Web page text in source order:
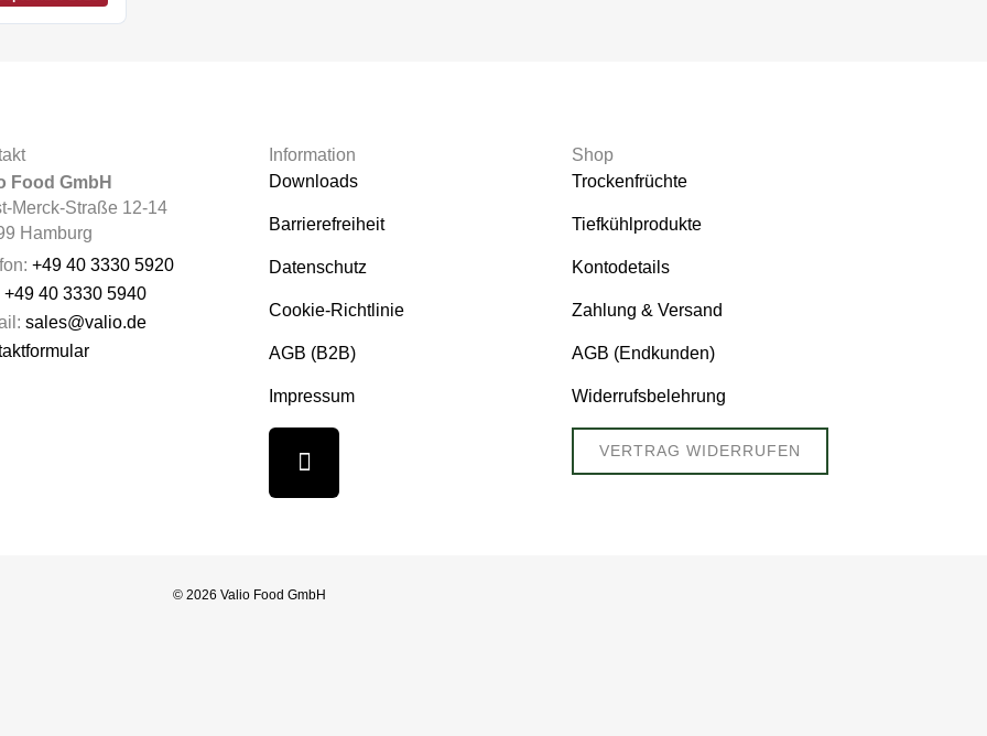
Food GmbH
Merck-Straße 12-14
Hamburg
+49 40 3330 5920
+49 40 3330 5940
sales@valio.de
Information
Downloads
Barrierefreiheit
Datenschutz
Cookie-Richtlinie
AGB (B2B)
Impressum
Shop
Trockenfrüchte
Tiefkühlprodukte
Kontodetails
Zahlung & Versand
AGB (Endkunden)
Widerrufsbelehrung
VERTRAG WIDERRUFEN
© 2026 Valio Food GmbH